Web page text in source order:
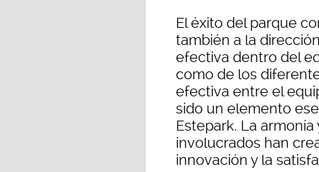
El éxito del parque
también a la
efectiva dentro del
como de los
efectiva entre el
sido un elemento
Estepark. La
involucrados han
innovación y la